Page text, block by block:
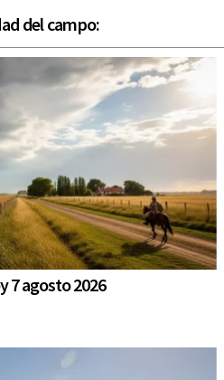
del campo:
7 agosto 2026